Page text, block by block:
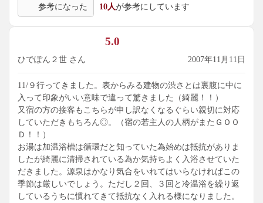
参考になった 10人が参考にしています
5.0
ひでぽん２世 さん 2007年11月11日
11/９行ってきました。表からみる建物の渋さとは裏腹に中に
入って印象がいい意味で違って驚きました（綺麗！！）
又宿の方の接客もこちらが申し訳なくなるぐらい親切に対応
していただきもちろん◎。（宿の若主人の人柄がまたＧＯＯ
Ｄ！！）
お湯は加温浴槽は循環だと知っていた為始めは抵抗がありま
したが綺麗に清掃されている為か気持ちよく入浴させていた
だきました。源泉はかなり気合をいれてはいらなければこの
季節は厳しいでしょう。ただし２回、３回と冷温浴を繰り返
しているうちに慣れてきて抵抗なく入れる様になりました。